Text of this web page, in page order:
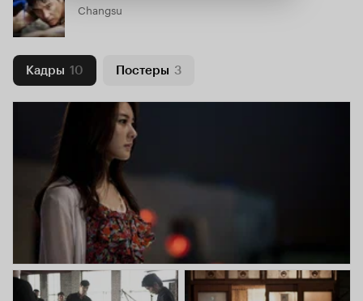
Changsu
Кадры 10 Постеры 3